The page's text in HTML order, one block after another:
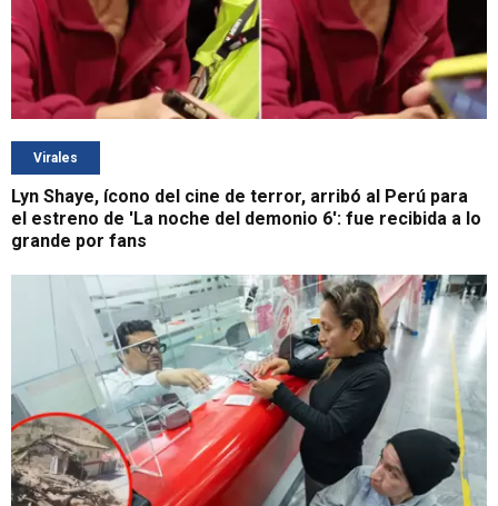
Virales
Lyn Shaye, ícono del cine de terror, arribó al Perú para
el estreno de 'La noche del demonio 6': fue recibida a lo
grande por fans